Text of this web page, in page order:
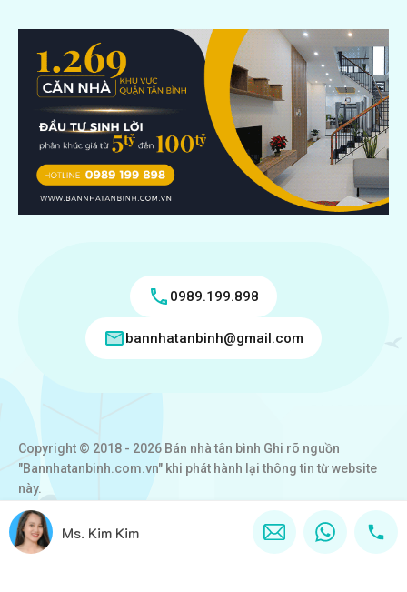
0989.199.898
bannhatanbinh@gmail.com
Copyright © 2018 - 2026 Bán nhà tân bình Ghi rõ nguồn
"Bannhatanbinh.com.vn" khi phát hành lại thông tin từ website
này.
VICTORY REAL
Ms. Kim Kim